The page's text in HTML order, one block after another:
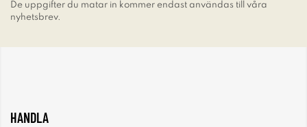
De uppgifter du matar in kommer endast användas till våra
nyhetsbrev.
HANDLA